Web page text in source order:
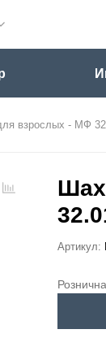
взрослых - МФ
Артикул: